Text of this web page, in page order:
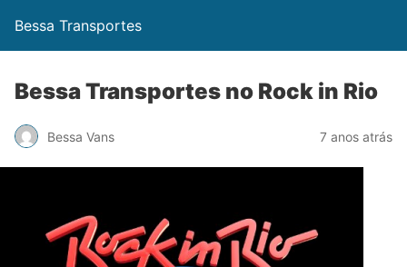
Bessa Transportes
Bessa Transportes no Rock in Rio
Bessa Vans 7 anos atrás